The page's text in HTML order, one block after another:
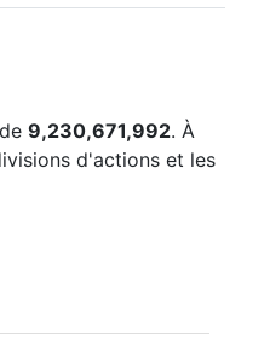
9,230,671,992. À
d'actions et les